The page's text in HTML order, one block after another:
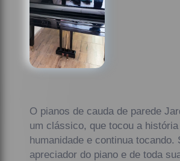
O pianos de cauda de parede
um clássico, que tocou a história
humanidade e continua tocando.
apreciador do piano e de toda